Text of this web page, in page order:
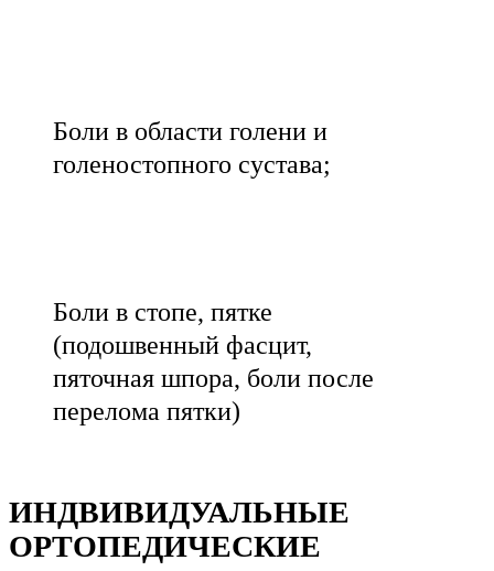
Боли в области голени и
голеностопного сустава;
Боли в стопе, пятке
(подошвенный фасцит,
пяточная шпора, боли после
перелома пятки)
ИНДВИВИДУАЛЬНЫЕ
ОРТОПЕДИЧЕСКИЕ